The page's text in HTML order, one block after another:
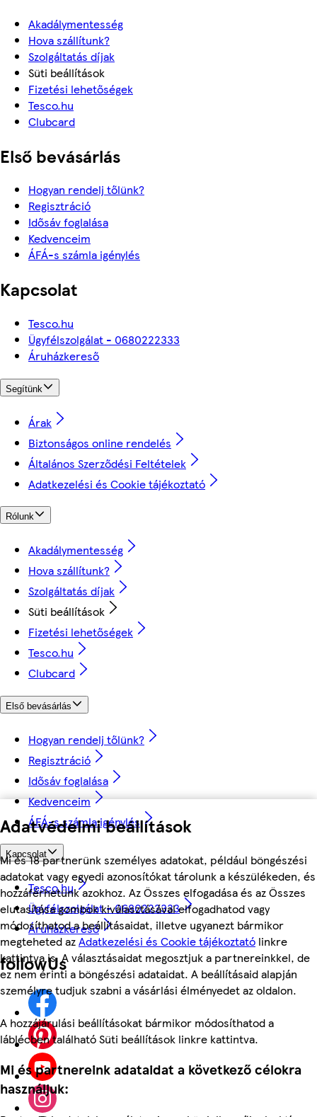
Adatvédelmi beállítások
Mi és 18 partnerünk személyes adatokat, például böngészési
adatokat vagy egyedi azonosítókat tárolunk a készülékeden, és
hozzáférhetünk azokhoz. Az Összes elfogadása és az Összes
elutasítása gombok kiválasztásával elfogadhatod vagy
módosíthatod a beállításaidat, illetve ugyanezt bármikor
megteheted azAdatkezelési és Cookie tájékoztató linkre
kattintva is. A választásaidat megosztjuk a partnereinkkel, de
ez nem érinti a böngészési adataidat. A beállításaid alapján
személyre tudjuk szabni a vásárlási élményedet az oldalon.
A hozzájárulási beállításokat bármikor módosíthatod a
láblécben található Süti beállítások linkre kattintva.
Mi és partnereink adataidat a következő célokra
használjuk:
Akadálymentesség
Hova szállítunk?
Szolgáltatás díjak
Süti beállítások
Fizetési lehetőségek
Tesco.hu
Clubcard
Első bevásárlás
Hogyan rendelj tőlünk?
Regisztráció
Idősáv foglalása
Kedvenceim
ÁFÁ-s számla igénylés
Kapcsolat
Tesco.hu
Ügyfélszolgálat - 0680222333
Áruházkereső
Segítünk
Árak
Biztonságos online rendelés
Általános Szerződési Feltételek
Adatkezelési és Cookie tájékoztató
Rólunk
Akadálymentesség
Hova szállítunk?
Szolgáltatás díjak
Süti beállítások
Fizetési lehetőségek
Tesco.hu
Clubcard
Első bevásárlás
Hogyan rendelj tőlünk?
Regisztráció
Idősáv foglalása
Kedvenceim
ÁFÁ-s számla igénylés
Kapcsolat
Tesco.hu
Ügyfélszolgálat - 0680222333
Áruházkereső
followUs